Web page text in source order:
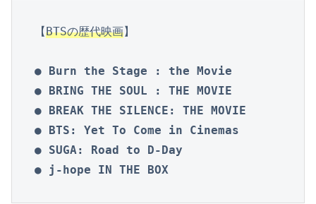
【BTSの歴代映画】
● Burn the Stage : the Movie
● BRING THE SOUL : THE MOVIE
● BREAK THE SILENCE: THE MOVIE
●
BTS: Yet To Come in Cinemas
● SUGA: Road to D-Day
● j-hope IN THE BOX